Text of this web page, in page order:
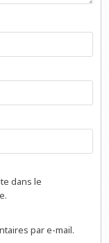
dans le
par e-mail.